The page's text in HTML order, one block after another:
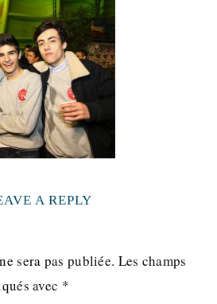
A REPLY
sera pas publiée. Les champs
avec *